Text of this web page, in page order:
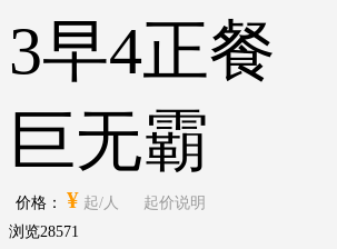
3早4正餐
巨无霸
价格： ¥ 起/人
起价说明
浏览28571